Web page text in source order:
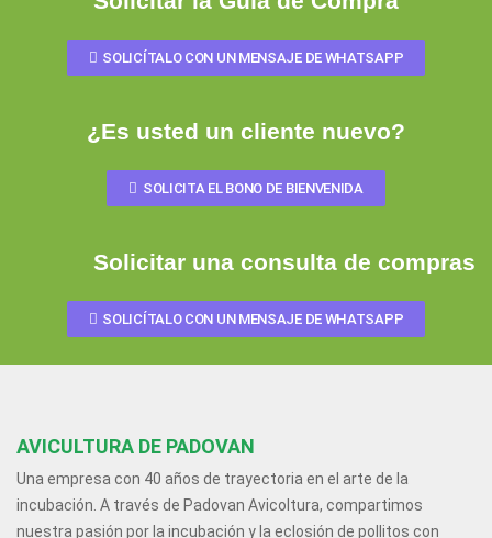
SOLICÍTALO CON UN MENSAJE DE WHATSAPP
¿Es usted un cliente nuevo?
SOLICITA EL BONO DE BIENVENIDA
Solicitar una consulta de compras
SOLICÍTALO CON UN MENSAJE DE WHATSAPP
AVICULTURA DE PADOVAN
Una empresa con 40 años de trayectoria en el arte de la
incubación. A través de Padovan Avicoltura, compartimos
nuestra pasión por la incubación y la eclosión de pollitos con